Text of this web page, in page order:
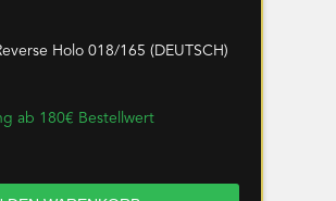
Holo 018/165 (DEUTSCH)
ab 180€ Bestellwert